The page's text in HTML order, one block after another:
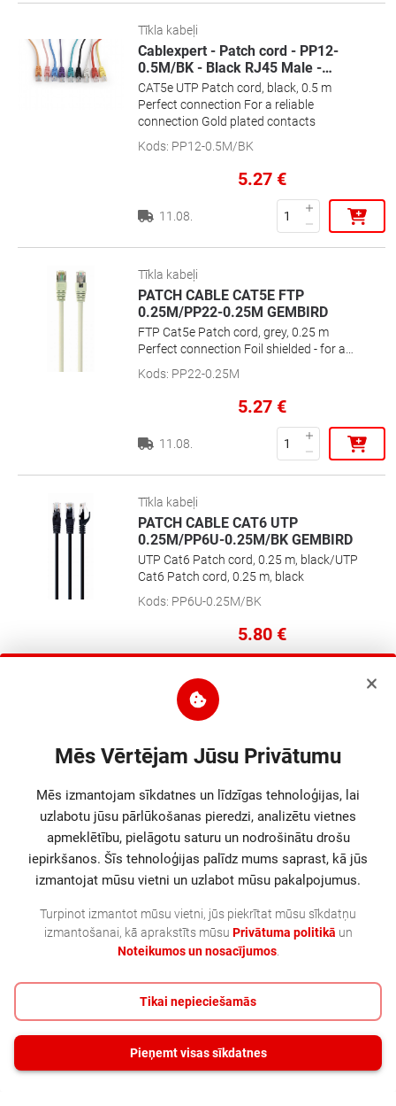
Tīkla kabeļi
Cablexpert - Patch cord - PP12-
0.5M/BK - Black RJ45 Male -…
CAT5e UTP Patch cord, black, 0.5 m
Perfect connection For a reliable
connection Gold plated contacts
Kods: PP12-0.5M/BK
5.27€
11.08.
Tīkla kabeļi
PATCH CABLE CAT5E FTP
0.25M/PP22-0.25M GEMBIRD
FTP Cat5e Patch cord, grey, 0.25 m
Perfect connection Foil shielded - for a
reliable connection Gold plated contacts
Kods: PP22-0.25M
5.27€
11.08.
Tīkla kabeļi
PATCH CABLE CAT6 UTP
0.25M/PP6U-0.25M/BK GEMBIRD
UTP Cat6 Patch cord, 0.25 m, black/UTP
Cat6 Patch cord, 0.25 m, black
Kods: PP6U-0.25M/BK
5.80€
PATCH CABLE CAT5E UTP
1M/YELLOW PP12-1M/Y GEMBIRD
Patch cord with moulded strain relief,
50u" 8P8C plugs,1 meter
Kods
5.80€
10
... 21 22
+ 371 23 477 778 SIA MultiCore
Mēs Vērtējam Jūsu Privātumu
Mēs izmantojam sīkdatnes un līdzīgas tehnoloģijas, lai
uzlabotu jūsu pārlūkošanas pieredzi, analizētu vietnes
apmeklētību, pielāgotu saturu un nodrošinātu drošu
iepirkšanos. Šīs tehnoloģijas palīdz mums saprast, kā jūs
izmantojat mūsu vietni un uzlabot mūsu pakalpojumus.
Turpinot izmantot mūsu vietni, jūs piekrītat mūsu sīkdatņu
izmantošanai, kā aprakstīts mūsu Privātuma politikā un
Noteikumos un nosacījumos.
Tikai nepieciešamās
Pieņemt visas sīkdatnes